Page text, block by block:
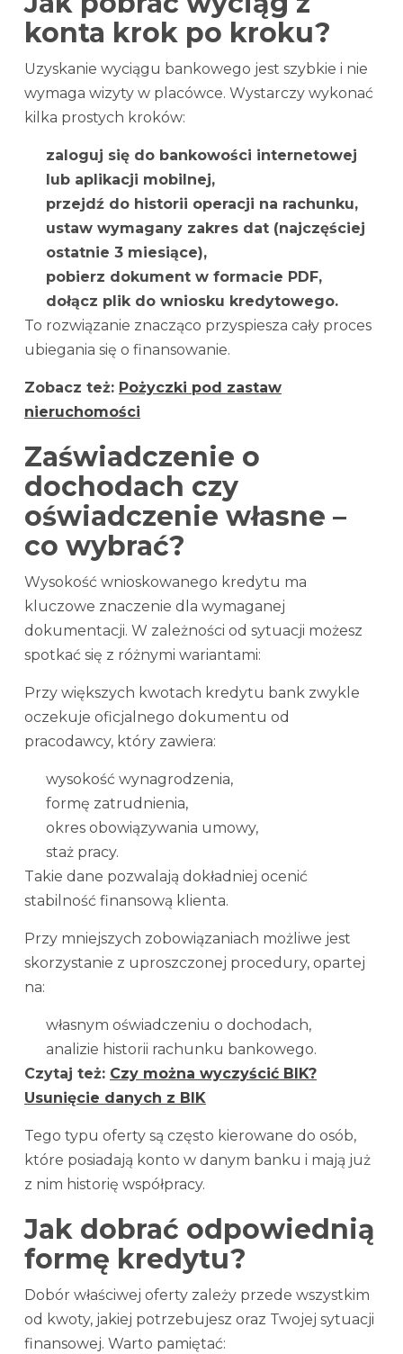
konta krok po kroku?
Uzyskanie wyciągu bankowego jest szybkie i nie
wymaga wizyty w placówce. Wystarczy wykonać
kilka prostych kroków:
zaloguj się do bankowości internetowej
lub aplikacji mobilnej,
przejdź do historii operacji na rachunku,
ustaw wymagany zakres dat (najczęściej
ostatnie 3 miesiące),
pobierz dokument w formacie PDF,
dołącz plik do wniosku kredytowego.
To rozwiązanie znacząco przyspiesza cały proces
ubiegania się o finansowanie.
Zobacz też: Pożyczki pod zastaw
nieruchomości
Zaświadczenie o
dochodach czy
oświadczenie własne –
co wybrać?
Wysokość wnioskowanego kredytu ma
kluczowe znaczenie dla wymaganej
dokumentacji. W zależności od sytuacji możesz
spotkać się z różnymi wariantami:
Przy większych kwotach kredytu bank zwykle
oczekuje oficjalnego dokumentu od
pracodawcy, który zawiera:
wysokość wynagrodzenia,
formę zatrudnienia,
okres obowiązywania umowy,
staż pracy.
Takie dane pozwalają dokładniej ocenić
stabilność finansową klienta.
Przy mniejszych zobowiązaniach możliwe jest
skorzystanie z uproszczonej procedury, opartej
na:
własnym oświadczeniu o dochodach,
analizie historii rachunku bankowego.
Czytaj też: Czy można wyczyścić BIK?
Usunięcie danych z BIK
Tego typu oferty są często kierowane do osób,
które posiadają konto w danym banku i mają już
z nim historię współpracy.
Jak dobrać odpowiednią
formę kredytu?
Dobór właściwej oferty zależy przede wszystkim
od kwoty, jakiej potrzebujesz oraz Twojej sytuacji
finansowej. Warto pamiętać: